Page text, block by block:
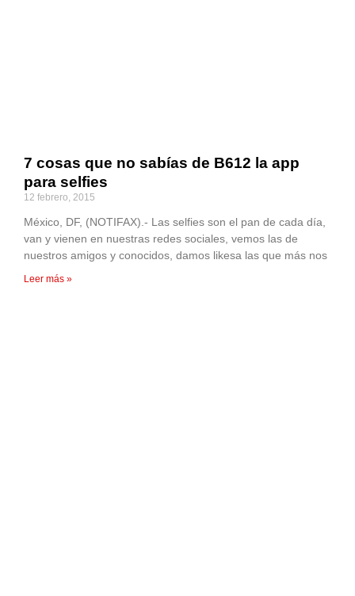
7 cosas que no sabías de B612 la app
para selfies
12 febrero, 2015
México, DF, (NOTIFAX).- Las selfies son el pan de cada día,
van y vienen en nuestras redes sociales, vemos las de
nuestros amigos y conocidos, damos likesa las que más nos
Leer más »